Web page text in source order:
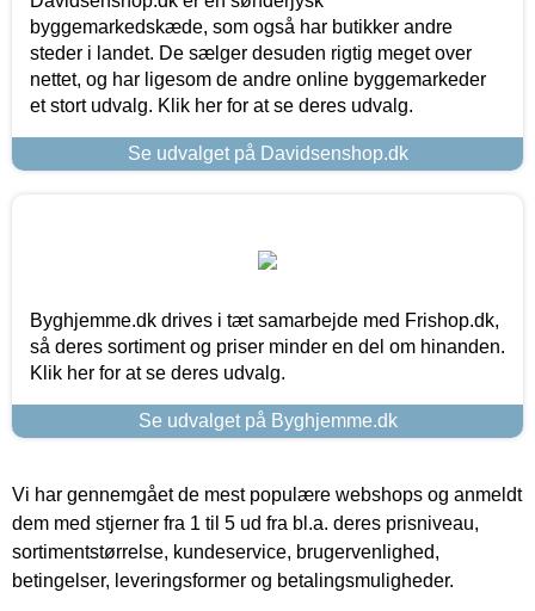
byggemarkedskæde, som også har butikker andre
steder i landet. De sælger desuden rigtig meget over
nettet, og har ligesom de andre online byggemarkeder
et stort udvalg. Klik her for at se deres udvalg.
Se udvalget på Davidsenshop.dk
Byghjemme.dk drives i tæt samarbejde med Frishop.dk,
så deres sortiment og priser minder en del om hinanden.
Klik her for at se deres udvalg.
Se udvalget på Byghjemme.dk
Vi har gennemgået de mest populære webshops og anmeldt
dem med stjerner fra 1 til 5 ud fra bl.a. deres prisniveau,
sortimentstørrelse, kundeservice, brugervenlighed,
betingelser, leveringsformer og betalingsmuligheder.